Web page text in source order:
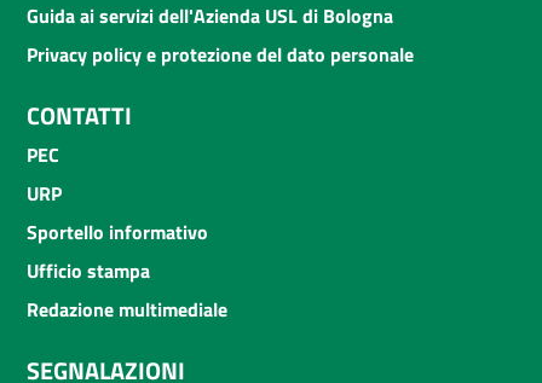
Guida ai servizi dell'Azienda USL di Bologna
Privacy policy e protezione del dato personale
CONTATTI
PEC
URP
Sportello informativo
Ufficio stampa
Redazione multimediale
SEGNALAZIONI